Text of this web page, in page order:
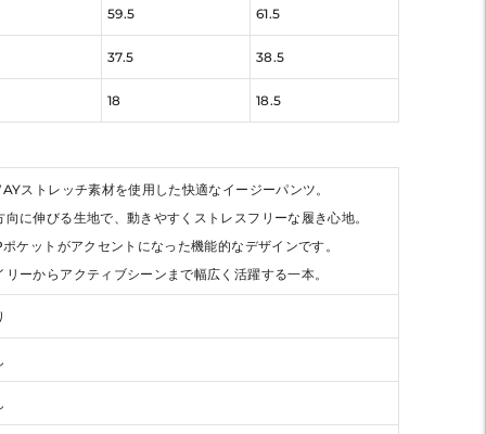
59.5 61.5
37.5 38.5
18 18.5
ストレッチ素材を使用した快適なイージーパンツ。
向に伸びる生地で、動きやすくストレスフリーな履き心地。
ケットがアクセントになった機能的なデザインです。
リーからアクティブシーンまで幅広く活躍する一本。